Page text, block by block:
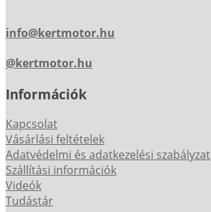
info@kertmotor.hu
@kertmotor.hu
Információk
Kapcsolat
Vásárlási feltételek
Adatvédelmi és adatkezelési szabályzat
Szállítási információk
Videók
Tudástár